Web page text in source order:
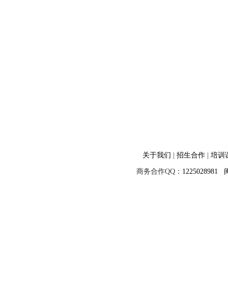
关于我们 招生合作 培训
商务合作QQ： 1225028981